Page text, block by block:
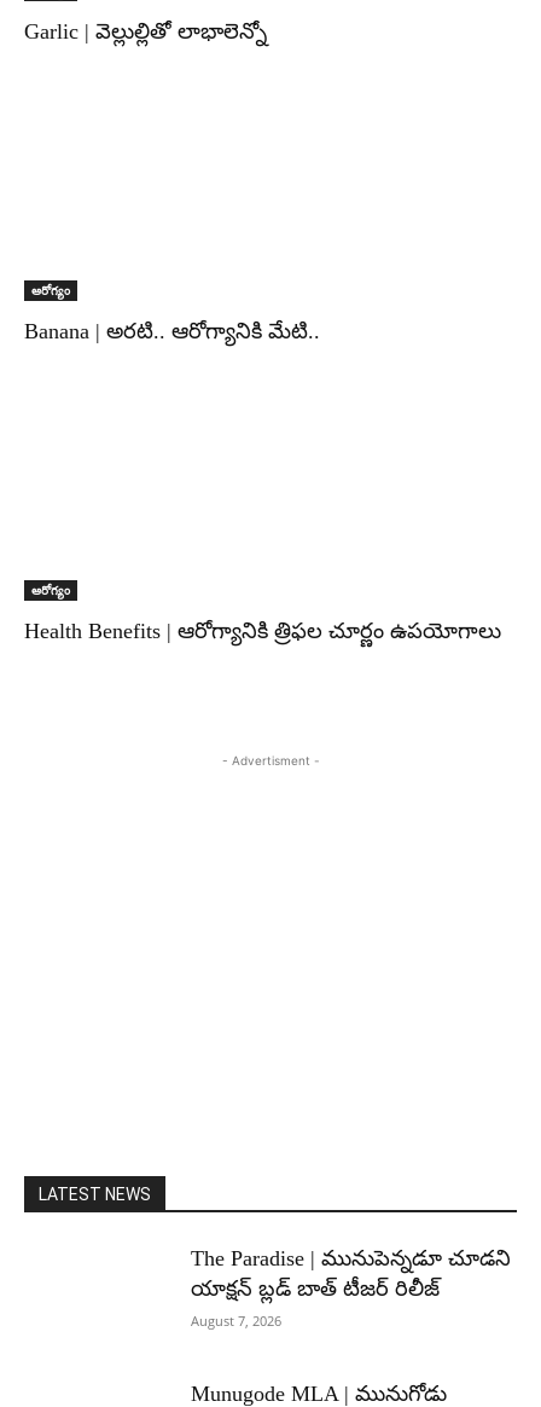
Garlic | వెల్లుల్లితో లాభాలెన్నో
ఆరోగ్యం
Banana | అరటి.. ఆరోగ్యానికి మేటి..
ఆరోగ్యం
Health Benefits | ఆరోగ్యానికి త్రిఫల చూర్ణం ఉపయోగాలు
- Advertisment -
LATEST NEWS
The Paradise | మునుపెన్నడూ చూడని
యాక్షన్ బ్లడ్ బాత్ టీజర్ రిలీజ్
August 7, 2026
Munugode MLA | మునుగోడు